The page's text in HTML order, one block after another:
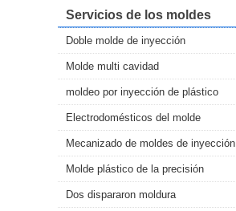
Servicios de los moldes
Doble molde de inyección
Molde multi cavidad
moldeo por inyección de plástico
Electrodomésticos del molde
Mecanizado de moldes de inyección
Molde plástico de la precisión
Dos dispararon moldura